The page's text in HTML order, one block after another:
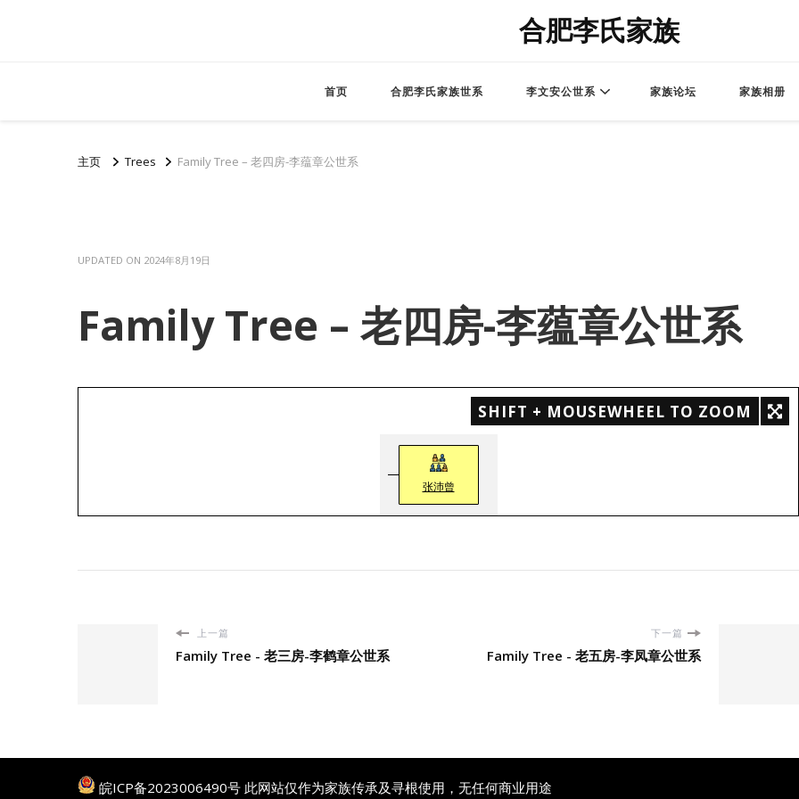
合肥李氏家族
首页 合肥李氏家族世系 李文安公世系 家族论坛 家族相册
主页 Trees Family Tree – 老四房-李蕴章公世系
UPDATED ON 2024年8月19日
Family Tree – 老四房-李蕴章公世系
SHIFT + MOUSEWHEEL TO ZOOM
张沛曾
上一篇
Family Tree - 老三房-李鹤章公世系
下一篇
Family Tree - 老五房-李凤章公世系
皖ICP备2023006490号 此网站仅作为家族传承及寻根使用，无任何商业用途